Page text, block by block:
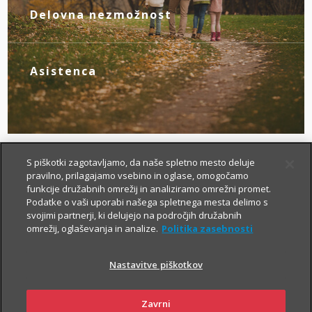
novim življenjskim okoliščinam.
Delovna nezmožnost
Z zagotovljenim nadomestilom za izpad
dohodka poskrbite zase, če zaradi
bolezni ali nezgode izgubite zmožnost za
delo.
Asistenca
Tu smo za vas – da boste v primeru
nezgode hitreje prišli do specialista, bolj
brezskrbno potovali po svetu in pridobili
drugo zdravniško mnenje.
Kako si lahko prilagodim
življenjsko zavarovanje?
S piškotki zagotavljamo, da naše spletno mesto deluje
pravilno, prilagajamo vsebino in oglase, omogočamo
funkcije družabnih omrežij in analiziramo omrežni promet.
Podatke o vaši uporabi našega spletnega mesta delimo s
svojimi partnerji, ki delujejo na področjih družabnih
omrežij, oglaševanja in analize. Politika zasebnosti
Nastavitve piškotkov
Zavrni